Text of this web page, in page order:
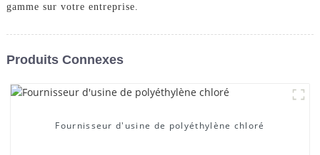
gamme sur votre entreprise.
Produits Connexes
Fournisseur d'usine de polyéthylène chloré